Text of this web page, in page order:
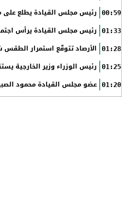
00:59 رئيس مجلس القيادة يطلع على
01:33 رئيس مجلس القيادة يرأس
01:28 الأرصاد تتوقّع استمرار الطقس
01:25 رئيس الوزراء وزير الخارجية
01:20 عضو مجلس القيادة محمود